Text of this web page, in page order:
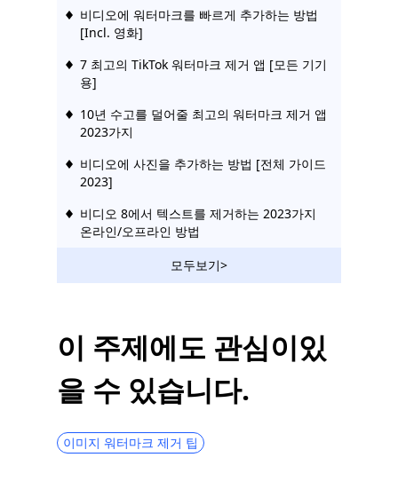
비디오에 워터마크를 빠르게 추가하는 방법
[Incl. 영화]
7 최고의 TikTok 워터마크 제거 앱 [모든 기기
용]
10년 수고를 덜어줄 최고의 워터마크 제거 앱
2023가지
비디오에 사진을 추가하는 방법 [전체 가이드
2023]
비디오 8에서 텍스트를 제거하는 2023가지
온라인/오프라인 방법
반디캠 워터마크 제거 방법 4가지 [무료 및
유료]
[8가지 검증된 방법] 블러 없이 비디오에서
워터마크 제거
2023에 공유하는 방법
모두보기>
이 주제에도 관심이있
을 수 있습니다.
이미지 워터마크 제거 팁